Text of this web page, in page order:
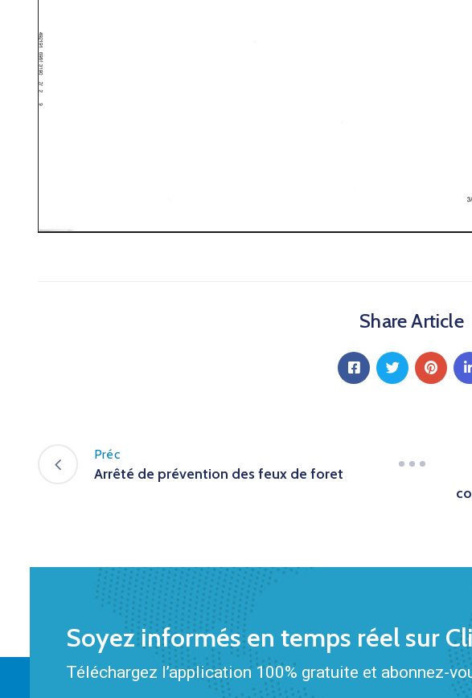
Share Article
Préc
Arrêté de prévention des feux de foret
Soyez informés en temps réel sur
Téléchargez l’application 100% gratuite et abonnez-